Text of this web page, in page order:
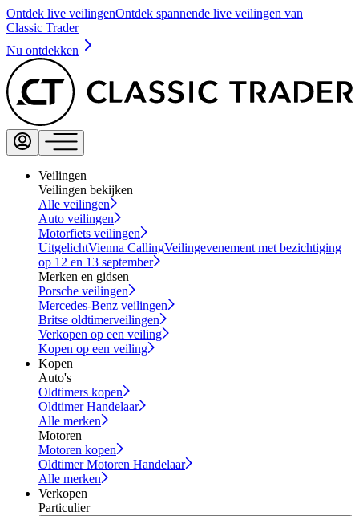
Ontdek live veilingenOntdek spannende live veilingen van
Classic Trader
Nu ontdekken
Veilingen
Veilingen bekijken
Alle veilingen
Auto veilingen
Motorfiets veilingen
UitgelichtVienna CallingVeilingevenement met bezichtiging
op 12 en 13 september
Merken en gidsen
Porsche veilingen
Mercedes-Benz veilingen
Britse oldtimerveilingen
Verkopen op een veiling
Kopen op een veiling
Kopen
Auto's
Oldtimers kopen
Oldtimer Handelaar
Alle merken
Motoren
Motoren kopen
Oldtimer Motoren Handelaar
Alle merken
Verkopen
Particulier